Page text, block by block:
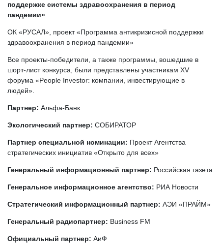
поддержке системы здравоохранения в период
пандемии»
ОК «РУСАЛ», проект «Программа антикризисной поддержки
здравоохранения в период пандемии»
Все проекты-победители, а также программы, вошедшие в
шорт-лист конкурса, были представлены участникам XV
форума «People Investor: компании, инвестирующие в
людей».
Партнер: Альфа-Банк
Экологический партнер: СОБИРАТОР
Партнер специальной номинации: Проект Агентства
стратегических инициатив «Открыто для всех»
Генеральный информационный партнер: Российская газета
Генеральное информационное агентство: РИА Новости
Стратегический информационный партнер: АЭИ «ПРАЙМ»
Генеральный радиопартнер: Business FM
Официальный партнер: АиФ